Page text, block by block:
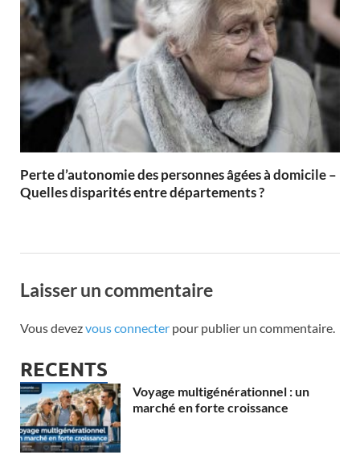
Perte d’autonomie des personnes âgées à domicile –
Quelles disparités entre départements ?
Laisser un commentaire
Vous devezvous connecter pour publier un commentaire.
RECENTS
Voyage multigénérationnel : un
marché en forte croissance